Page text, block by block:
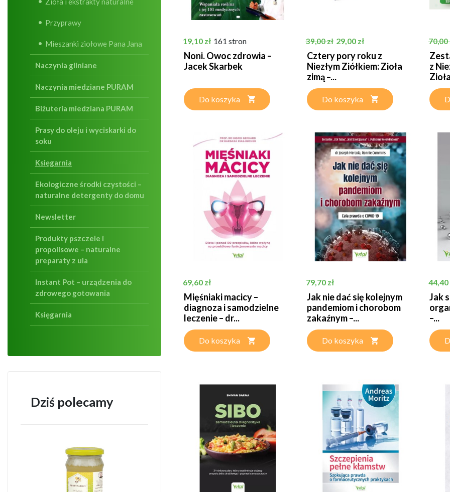
Przyprawy
Mieszanki ziołowe Pana Jana
Naczynia gliniane
Naczynia miedziane PURAM
Biżuteria miedziana PURAM
Prasy do oleju i wyciskarki do
soku
Księgarnia
Ekologiczne środki czystości –
naturalne detergenty do domu
Newsletter
Produkty pszczele i
propolisowe – naturalne
preparaty z ula
Instant Pot – urządzenia do
zdrowego gotowania
Księgarnia
Dziś polecamy
Cena
19,10 zł 161 stron
Noni. Owoc zdrowia –
Jacek Skarbek
Do koszyka
Cena podstawowa
39,00 zł Cena
29,00 zł
Cztery pory roku z
Niezłym Ziółkiem: Zioła
zimą –...
Do koszyka
Cena
70,00
z
Cena
69,60 zł
Mięśniaki macicy –
diagnoza i samodzielne
leczenie – dr...
Do koszyka
Cena
79,70 zł
Jak nie dać się kolejnym
pandemiom i chorobom
zakaźnym –...
Do koszyka
Cena
44,40
Jak
–...